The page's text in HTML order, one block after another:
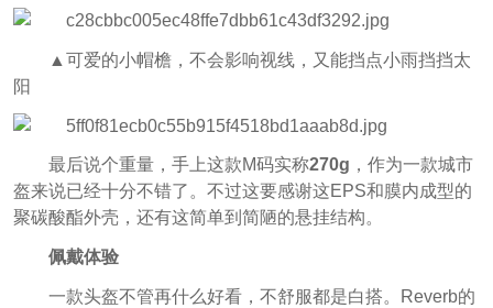
▲可爱的小帽檐，不会影响视线，又能挡点小雨挡挡太
阳
最后说个重量，手上这款M码实称270g ，作为一款城市
盔来说已经十分不错了。不过这要感谢这EPS和膜内成型的
聚碳酸酯外壳，还有这简单到简陋的悬挂结构。
佩戴体验
一款头盔不管再什么好看，不舒服都是白搭。Reverb的